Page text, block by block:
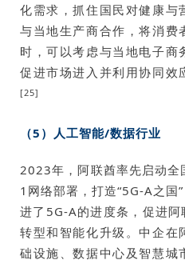
化需求，抓住国民对健康与
与当地生产商合作，将消费
时，可以考虑与当地电子商
促进市场进入并利用协同效
[25]
（5）人工智能/数据行业
2023年，阿联酋率先启动全
1网络部署，打造“5G-A之国
进了5G-A的进度条，促进
转型和智能化升级。中企在
础设施、数据中心及智慧城